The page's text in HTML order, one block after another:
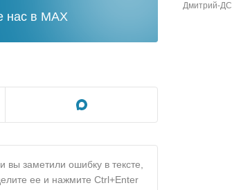
нас в MAX
вы заметили ошибку в тексте,
ее и нажмите Ctrl+Enter
Дмитрий-ДС